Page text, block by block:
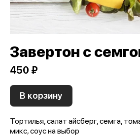
Завертон с
450 ₽
В корзину
Тортилья, салат айсберг, семга,
микс, соус на выбор